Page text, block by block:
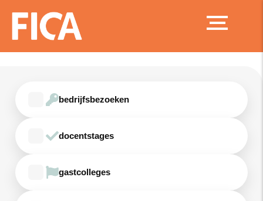
bedrijfsbezoeken
docentstages
gastcolleges